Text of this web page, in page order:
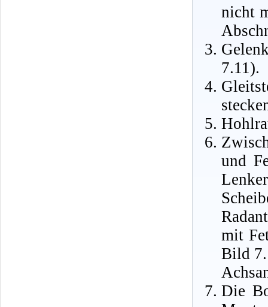
nicht
7.11).
und
mit
Bild
Die